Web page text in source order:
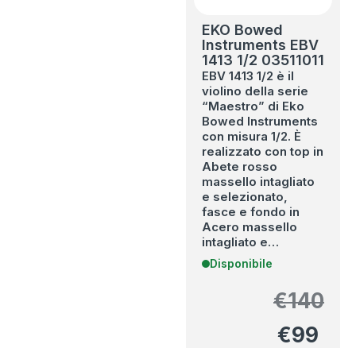
EKO Bowed
Instruments EBV
1413 1/2 03511011
EBV 1413 1/2 è il
violino della serie
“Maestro” di Eko
Bowed Instruments
con misura 1/2. È
realizzato con top in
Abete rosso
massello intagliato
e selezionato,
fasce e fondo in
Acero massello
intagliato e…
Disponibile
€140
€99